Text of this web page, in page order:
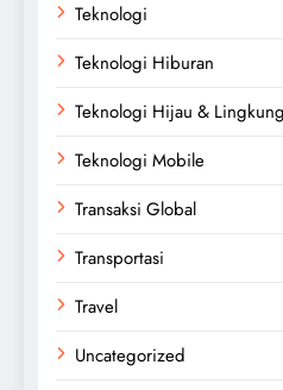
Teknologi
Teknologi Hiburan
Teknologi Hijau &
Teknologi Mobile
Transaksi Global
Transportasi
Travel
Uncategorized